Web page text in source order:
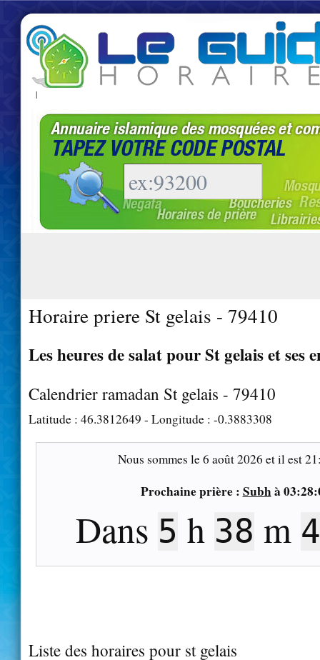
|
Horaire priere St gelais - 79410
Les heures de salat pour St gelais et ses
Calendrier ramadan St gelais - 79410
Latitude : 46.3812649 - Longitude : -0.3883308
Nous sommes le6 août 2026 et il est
Prochaine prière : Subhà
Dans 5 h 38 m
Liste des horaires pour st gelais